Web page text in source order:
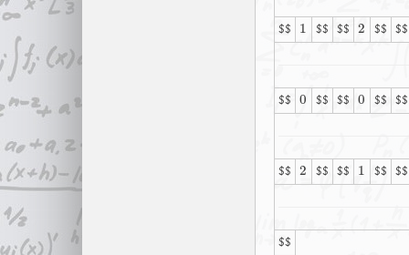
$$ 1
1 $$ $$ 2
2 $$ $$
$$ 0
0 $$ $$ 0
0 $$ $$
$$ 2
2 $$ $$ 1
1 $$ $$
$$